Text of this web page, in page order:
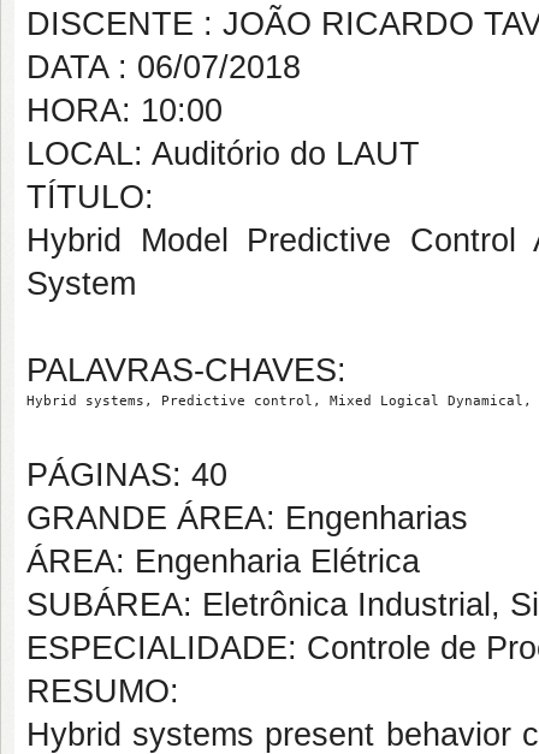
DISCENTE : JOÃO RICARDO
DATA : 06/07/2018
HORA: 10:00
LOCAL: Auditório do LAUT
TÍTULO:
Hybrid Model Predictive
System
PALAVRAS-CHAVES:
Hybrid systems, Predictive control, Mixed Logical
PÁGINAS: 40
GRANDE ÁREA: Engenharias
ÁREA: Engenharia Elétrica
SUBÁREA: Eletrônica Industrial,
ESPECIALIDADE: Controle de
RESUMO:
Hybrid systems present behavior